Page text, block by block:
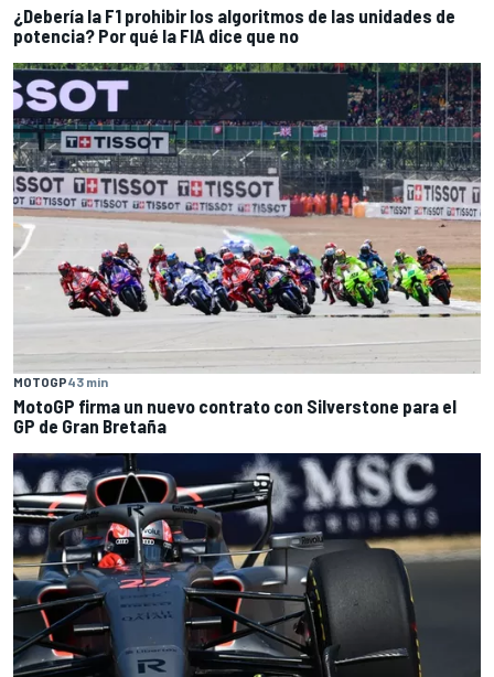
¿Debería la F1 prohibir los algoritmos de las unidades de
potencia? Por qué la FIA dice que no
MOTOGP43 min
MotoGP firma un nuevo contrato con Silverstone para el
GP de Gran Bretaña